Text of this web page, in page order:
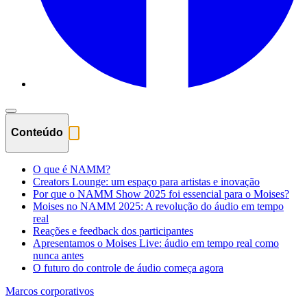
Conteúdo
O que é NAMM?
Creators Lounge: um espaço para artistas e inovação
Por que o NAMM Show 2025 foi essencial para o Moises?
Moises no NAMM 2025: A revolução do áudio em tempo
real
Reações e feedback dos participantes
Apresentamos o Moises Live: áudio em tempo real como
nunca antes
O futuro do controle de áudio começa agora
Marcos corporativos